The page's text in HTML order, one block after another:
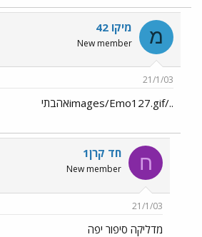
מ מיקו 42
New member
21/1/03
../images/Emo127.gifאהבתי
ח חד קרן1
New member
21/1/03
מדליקה סיפור יפה